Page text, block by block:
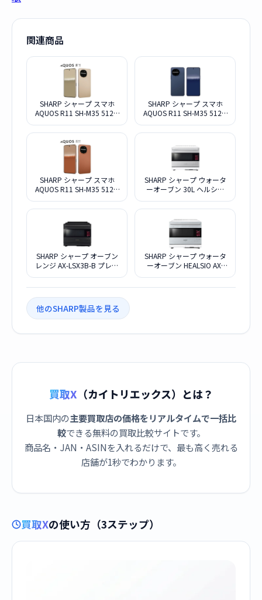
関連商品
SHARP シャープ スマホ
AQUOS R11 SH-M35 512G
SHARP シャープ スマホ
AQUOS R11 SH-M35 512G
SHARP シャープ スマホ
AQUOS R11 SH-M35 512G
SHARP シャープ ウォータ
ーオーブン 30L ヘルシオ
ルホワイト
SHARP シャープ オーブン
レンジ AX-LSX3B-B プレミ
SHARP シャープ ウォータ
ーオーブン HEALSIO AX-
他のSHARP製品を見る
買取X （カイトリエックス）とは？
日本国内の主要買取店の価格をリアルタイムで一括比
較できる無料の買取比較サイトです。
商品名・JAN・ASINを入れるだけで、最も高く売れる
店舗が1秒でわかります。
買取Xの使い方（3ステップ）